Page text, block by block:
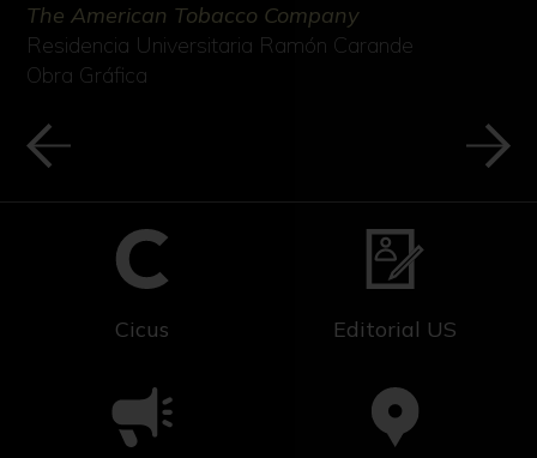
The American Tobacco Company
Residencia Universitaria Ramón Carande
Obra Gráfica
Cicus Editorial US